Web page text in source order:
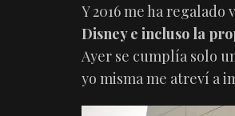
Y 2016 me ha
Disney e incluso la
Ayer se cumplía solo
yo misma me atreví a